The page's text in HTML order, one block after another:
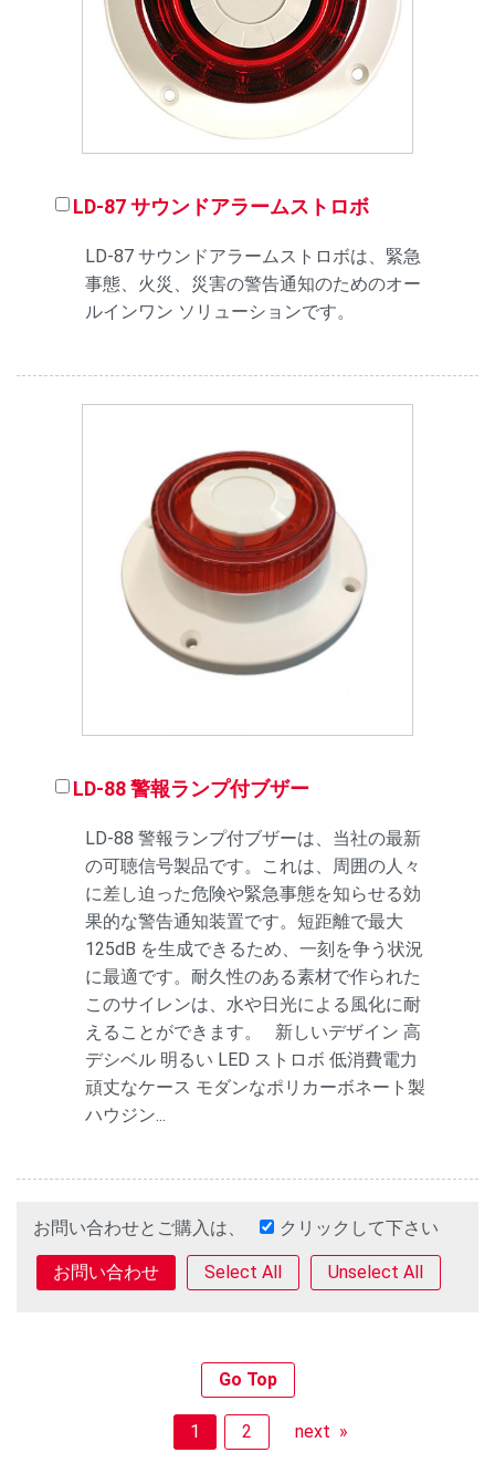
LD-87 サウンドアラームストロボ
LD-87 サウンドアラームストロボは、緊急
事態、火災、災害の警告通知のためのオー
ルインワン ソリューションです。
LD-88 警報ランプ付ブザー
LD-88 警報ランプ付ブザーは、当社の最新
の可聴信号製品です。これは、周囲の人々
に差し迫った危険や緊急事態を知らせる効
果的な警告通知装置です。短距離で最大
125dB を生成できるため、一刻を争う状況
に最適です。耐久性のある素材で作られた
このサイレンは、水や日光による風化に耐
えることができます。 新しいデザイン 高
デシベル 明るい LED ストロボ 低消費電力
頑丈なケース モダンなポリカーボネート製
ハウジン...
お問い合わせとご購入は、 クリックして下さい
Select All Unselect All
Go Top
1 2 next »